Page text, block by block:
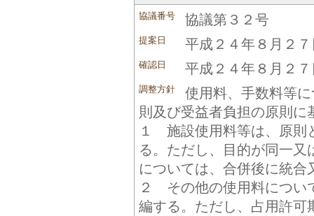
協議番号 協議第３２号
提案日 平成２４年８月２７
確認日 平成２４年８月２７
調整方針
使用料、手数料等
則及び受益者負担の原則
１ 施設使用料等は、原則
る。ただし、目的が同一
については、合併後に統合
２ その他の使用料につい
編する。ただし、占用許可